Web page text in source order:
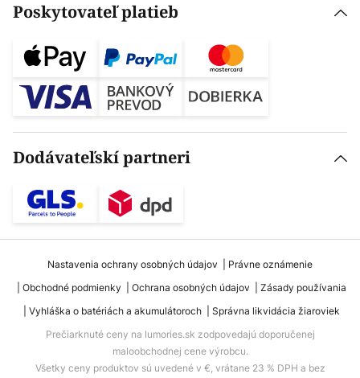
Poskytovateľ platieb
Dodávateľskí partneri
Nastavenia ochrany osobných údajov
Právne oznámenie
Obchodné podmienky
Ochrana osobných údajov
Zásady používania
Vyhláška o batériách a akumulátoroch
Správna likvidácia žiaroviek
Prečiarknuté ceny na lumories.sk zodpovedajú doporučenej
maloobchodnej cene výrobcu.
Všetky ceny produktov sú uvedené v €, vrátane 23 % DPH a bez